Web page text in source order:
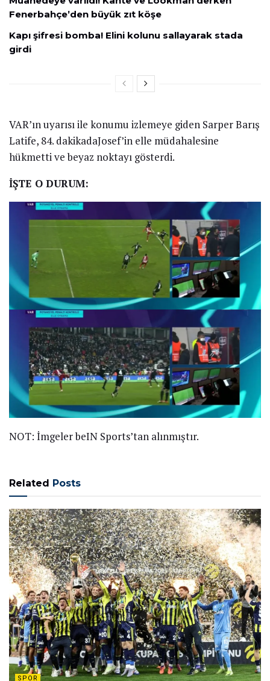
Fenerbahçe’den büyük zıt köşe
Kapı şifresi bomba! Elini kolunu sallayarak stada
girdi
VAR’ın uyarısı ile konumu izlemeye giden Sarper Barış
Latife, 84. dakikadaJosef’in elle müdahalesine
hükmetti ve beyaz noktayı gösterdi.
İŞTE O DURUM:
NOT: İmgeler beIN Sports’tan alınmıştır.
Related Posts
SPOR